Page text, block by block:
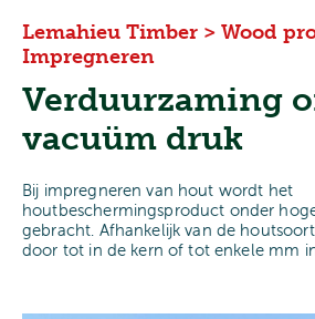
Lemahieu Timber > Wood
Impregneren
Verduurzaming
vacuüm druk
Bij impregneren van hout wordt het
houtbeschermingsproduct onder
gebracht. Afhankelijk van de
door tot in de kern of tot enkele mm